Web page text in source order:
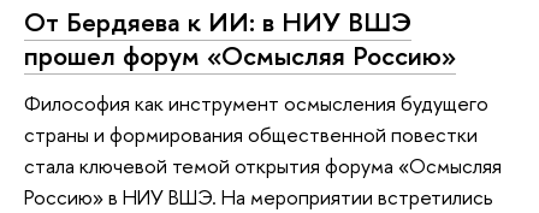
От Бердяева к ИИ: в НИУ ВШЭ
прошел форум «Осмысляя Россию»
Философия как инструмент осмысления будущего
страны и формирования общественной повестки
стала ключевой темой открытия форума «Осмысляя
Россию» в НИУ ВШЭ. На мероприятии встретились